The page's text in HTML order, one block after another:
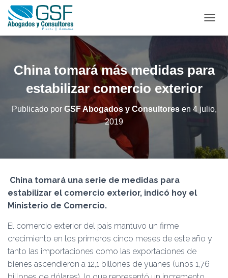
A
A
D
N
A
N
China tomará más medidas para
estabilizar comercio exterior
Publicado por GSF Abogados y Consultoresen 4 julio,
2019
China tomará una serie de medidas para
estabilizar el comercio exterior, indicó hoy el
Ministerio de Comercio.
El comercio exterior del país mantuvo un firme
crecimiento en los primeros cinco meses de este año y
tanto las importaciones como las exportaciones de
bienes ascendieron a 12,1 billones de yuanes (unos 1,76